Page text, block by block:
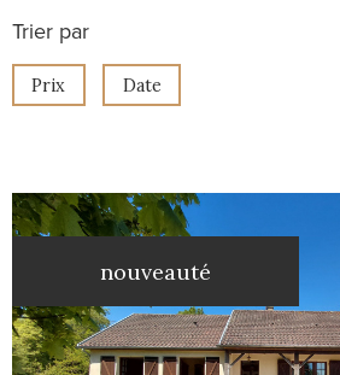
Trier par
Prix Date
nouveauté
voir le